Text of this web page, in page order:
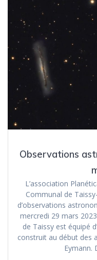
Observations
L’association
Communal de
d’observations
mercredi 29 mars
de Taissy est équipé
construit au début des
Eymann.